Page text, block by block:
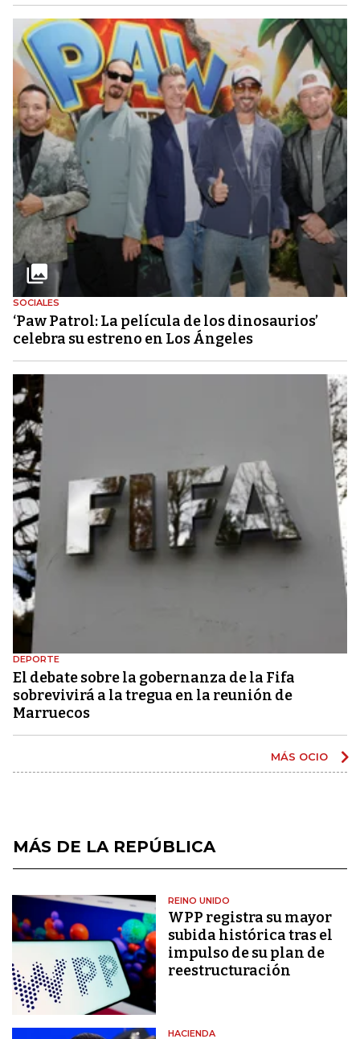
SOCIALES
‘Paw Patrol: La película de los dinosaurios’
celebra su estreno en Los Ángeles
DEPORTE
El debate sobre la gobernanza de la Fifa
sobrevivirá a la tregua en la reunión de
Marruecos
MÁS OCIO
MÁS DE LA REPÚBLICA
REINO UNIDO
WPP registra su mayor
subida histórica tras el
impulso de su plan de
reestructuración
HACIENDA